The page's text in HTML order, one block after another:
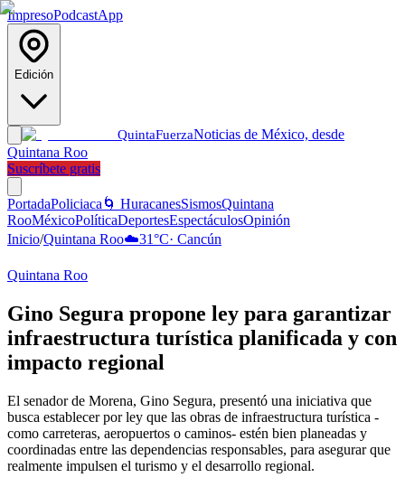
ImpresoPodcastApp
Edición
QuintaFuerzaNoticias de México, desde
Quintana Roo
Suscríbete gratis
PortadaPoliciaca 🌀 HuracanesSismosQuintana
RooMéxicoPolíticaDeportesEspectáculosOpinión
Inicio/Quintana Roo☁️31°C· Cancún
Quintana Roo
Gino Segura propone ley para garantizar
infraestructura turística planificada y con
impacto regional
El senador de Morena, Gino Segura, presentó una iniciativa que
busca establecer por ley que las obras de infraestructura turística -
como carreteras, aeropuertos o caminos- estén bien planeadas y
coordinadas entre las dependencias responsables, para asegurar que
realmente impulsen el turismo y el desarrollo regional.